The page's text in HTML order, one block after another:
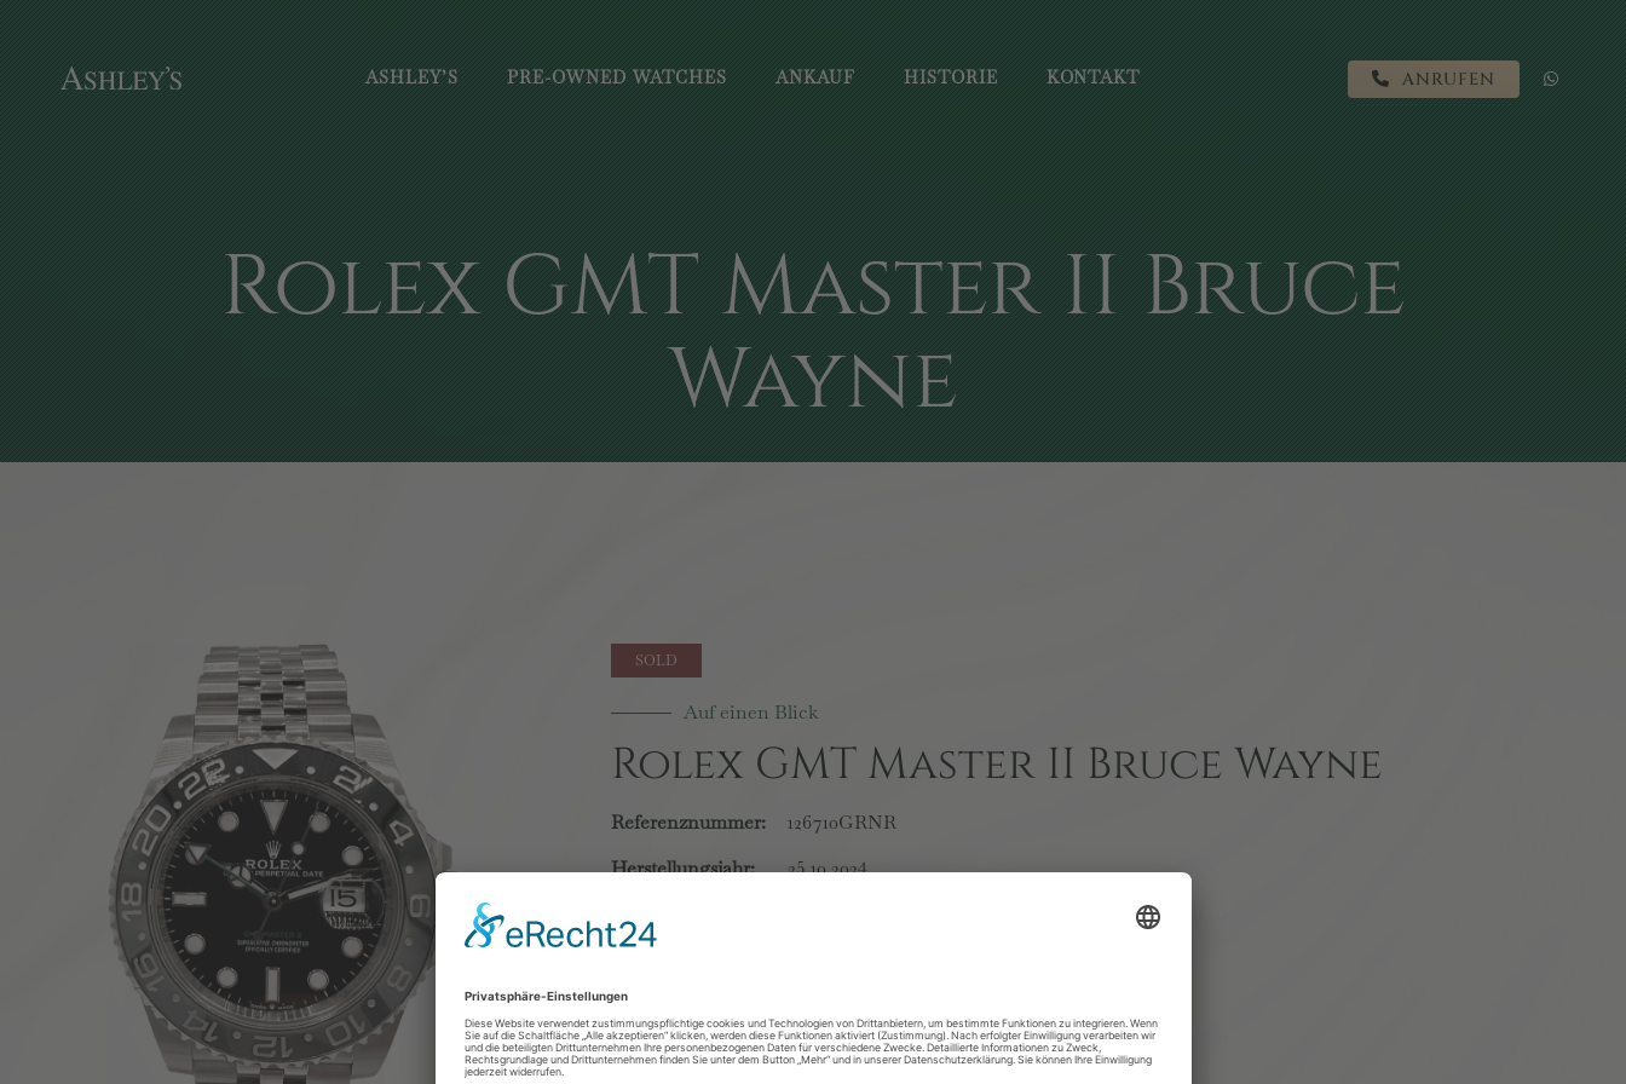
ASHLEY’S PRE-OWNED WATCHES ANKAUF HISTORIE KONTAKT ANRUFEN
Rolex GMT Master II Bruce
Wayne
Auf einen Blick
Rolex GMT Master II Bruce Wayne
Referenznummer:
126710GRNR
Herstellungsjahr:
25.10.2024
Zustand:
Aufzug:
Material Gehäuse:
Edelstahl